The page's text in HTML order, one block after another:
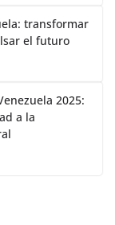
transformar
el futuro
2025:
a la